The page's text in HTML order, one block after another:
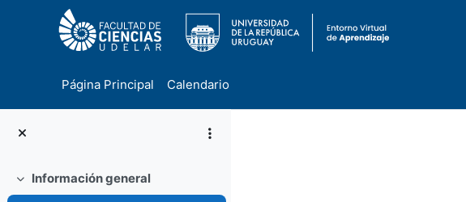
Página Principal Calendario
Colapsar
Información general